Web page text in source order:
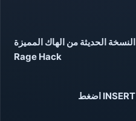
النسخة الحديثة من الهاك المميزة CSGO AimFall Legit /
Rage Hack